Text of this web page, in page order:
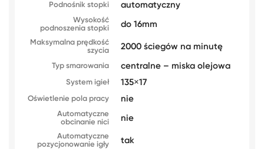
Podnośnik stopki automatyczny
Wysokość
podnoszenia stopki
do 16mm
Maksymalna prędkość
szycia
2000 ściegów na minutę
Typ smarowania centralne – miska olejowa
System igieł 135×17
Oświetlenie pola pracy nie
Automatyczne
obcinanie nici
nie
Automatyczne
pozycjonowanie igły
tak